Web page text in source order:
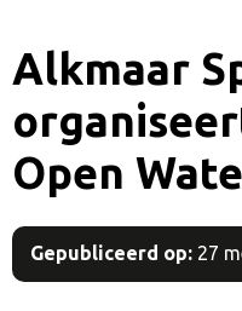
Alkmaar
Open
Gepubliceerd op: 27